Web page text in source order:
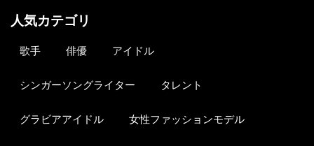
人気カテゴリ
歌手 俳優 アイドル
シンガーソングライター タレント
グラビアアイドル 女性ファッションモデル